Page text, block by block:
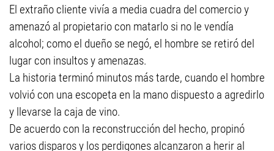
El extraño cliente vivía a media cuadra del comercio y
amenazó al propietario con matarlo si no le vendía
alcohol; como el dueño se negó, el hombre se retiró del
lugar con insultos y amenazas.
La historia terminó minutos más tarde, cuando el hombre
volvió con una escopeta en la mano dispuesto a agredirlo
y llevarse la caja de vino.
De acuerdo con la reconstrucción del hecho, propinó
varios disparos y los perdigones alcanzaron a herir al